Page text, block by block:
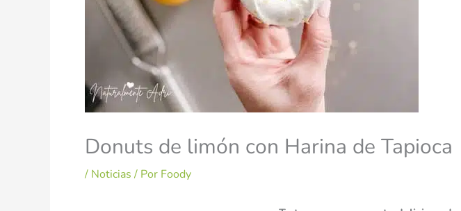
Donuts de limón con Harina de Tapioca
/ Noticias / Por Foody